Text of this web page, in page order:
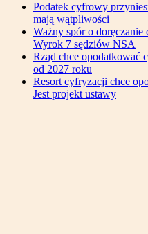
Podatek cyfrowy
mają wątpliwości
Ważny spór o
Wyrok 7 sędziów NSA
Rząd chce opodatkować
od 2027 roku
Resort cyfryzacji chce
Jest projekt ustawy